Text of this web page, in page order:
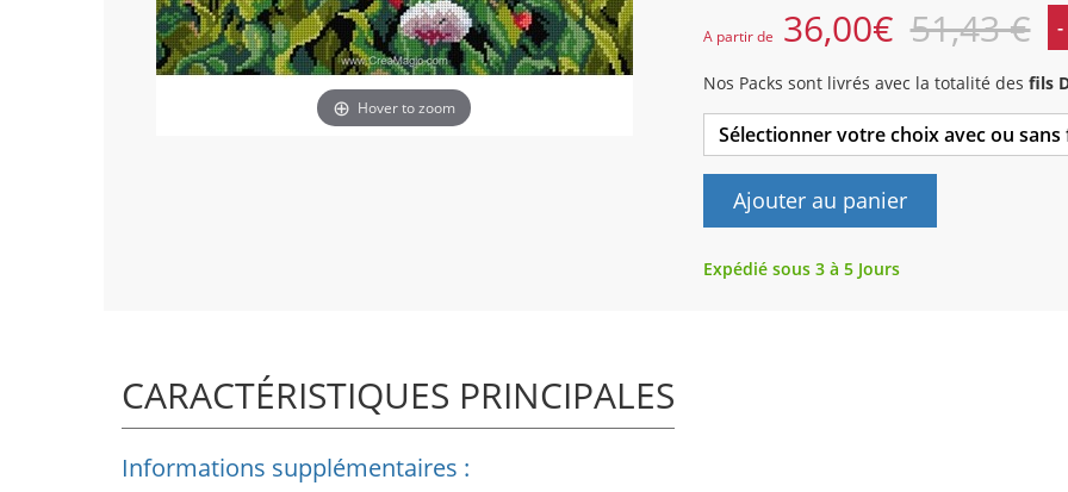
Hover to zoom
A partir de 36,00€ 51,43 € -
Nos Packs sont livrés avec la totalité des fils
Sélectionner votre choix avec ou
Ajouter au panier
Expédié sous 3 à 5 Jours
CARACTÉRISTIQUES PRINCIPALES
Informations supplémentaires :